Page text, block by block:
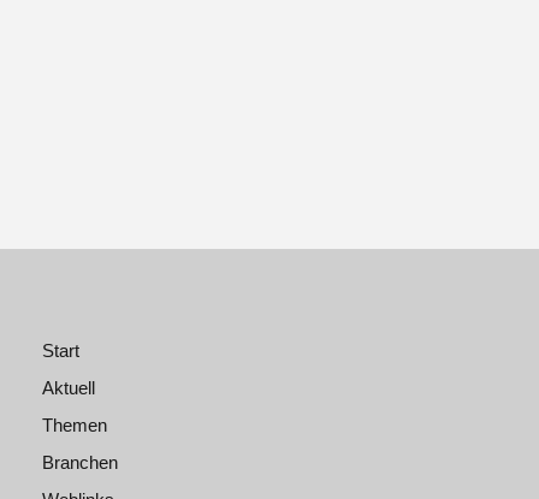
Start
Aktuell
Themen
Branchen